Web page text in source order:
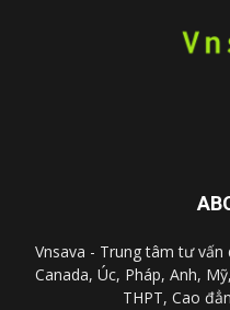
Vnsava - Trung tâm tư vấn
Canada, Úc, Pháp, Anh,
THPT, Cao